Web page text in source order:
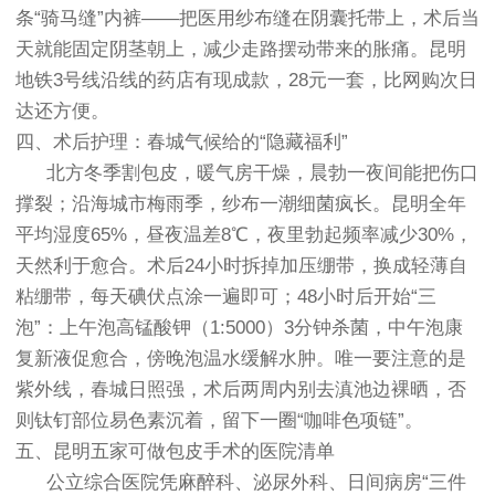
条“骑马缝”内裤——把医用纱布缝在阴囊托带上，术后当
天就能固定阴茎朝上，减少走路摆动带来的胀痛。昆明
地铁3号线沿线的药店有现成款，28元一套，比网购次日
达还方便。
四、术后护理：春城气候给的“隐藏福利”
北方冬季割包皮，暖气房干燥，晨勃一夜间能把伤口
撑裂；沿海城市梅雨季，纱布一潮细菌疯长。昆明全年
平均湿度65%，昼夜温差8℃，夜里勃起频率减少30%，
天然利于愈合。术后24小时拆掉加压绷带，换成轻薄自
粘绷带，每天碘伏点涂一遍即可；48小时后开始“三
泡”：上午泡高锰酸钾（1:5000）3分钟杀菌，中午泡康
复新液促愈合，傍晚泡温水缓解水肿。唯一要注意的是
紫外线，春城日照强，术后两周内别去滇池边裸晒，否
则钛钉部位易色素沉着，留下一圈“咖啡色项链”。
五、昆明五家可做包皮手术的医院清单
公立综合医院凭麻醉科、泌尿外科、日间病房“三件